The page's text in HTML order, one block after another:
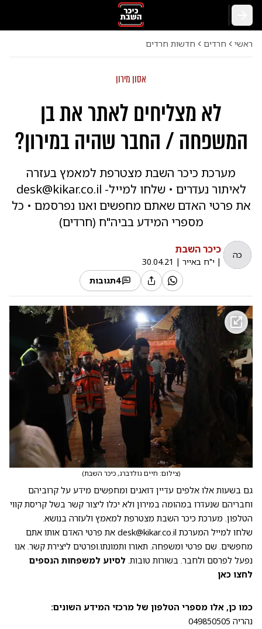
ראשי חרדים חדשות חרדים
אסון מירון
לא מצליחים לאתר את בן
המשפחה / החבר שהיה במירון?
מערכת כיכר השבת מצטרפת למאמץ בעזרה
לאיתור נעדרים • שלחו למייל- desk@kikar.co.il
את פרטי האדם שאתם מחפשים ואנו נפרסמם • כל
מספרי המידע בביה"ח (חרדים)
כה כיכר השבת
| י"ח באייר |
30.04.21
4תגובות
(צילום: חיים גולדברג, כיכר השבת)
גם בשעות אלו אלפים עדיין דואגים ומחפשים מידע על קרוביהם
וחבריהם שנעדרו במהומה במירון ולא יכלו ליצור קשר בשל קריסת קווי
הטלפון. מערכת כיכר השבת מצטרפת למאמץ ולעזרה בנושא.
שלחו למייל המערכת desk@kikar.co.il את פרטי האדם אותו אתם
מחפשים. שם פרטי ומשפחה. תאורו ותמונתו.ופרטים ליצירת קשר. אנו
נפעל לפרסם ולחבר. בשורות טובות. לסיוע למשפחות הנספים
לחצו כאן
כמו כן, אלו מספרי הטלפון של מרכזי המידע השונים:
נהריה 049850505